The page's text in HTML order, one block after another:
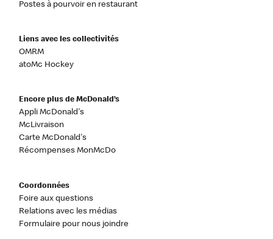
Postes à pourvoir en restaurant
Liens avec les collectivités
OMRM
atoMc Hockey
Encore plus de McDonald’s
Appli McDonald's
McLivraison
Carte McDonald's
Récompenses MonMcDo
Coordonnées
Foire aux questions
Relations avec les médias
Formulaire pour nous joindre